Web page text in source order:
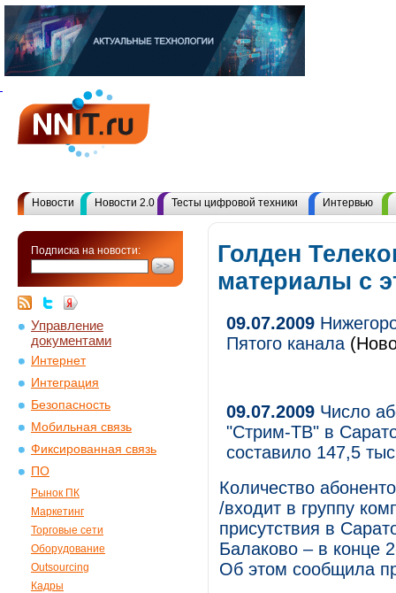
Новости Новости 2.0 Тесты цифровой техники Интервью
Подписка на новости:
Управление
документами
Интернет
Интеграция
Безопасность
Мобильная связь
Фиксированная связь
ПО
Рынок ПК
Маркетинг
Торговые сети
Оборудование
Outsourcing
Кадры
Голден
материалы с
09.07.2009
Пятого канала
09.07.2009 Число
"Стрим-ТВ" в
составило 147,5 тыс
Количество
/входит в группу
присутствия в
Балаково – в конце
Об этом сообщила